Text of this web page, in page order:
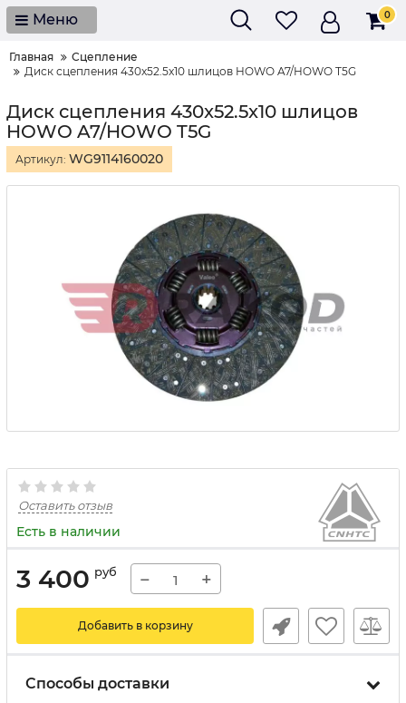
Меню 0
Главная
Сцепление
Диск сцепления 430x52.5x10 шлицов HOWO A7/HOWO T5G
Диск сцепления 430x52.5x10 шлицов
HOWO A7/HOWO T5G
Артикул: WG9114160020
Оставить отзыв
Есть в наличии
3 400 руб − +
Добавить в корзину
Способы доставки